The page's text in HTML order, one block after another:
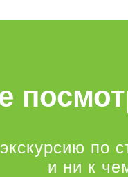
по
и ни к